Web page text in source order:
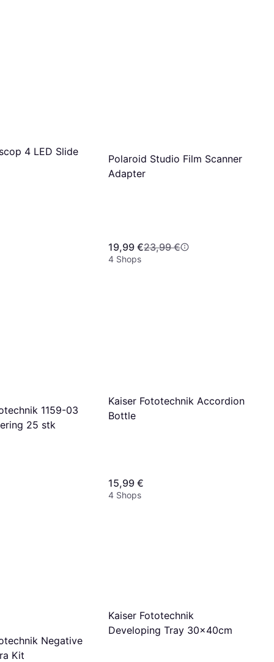
4 LED Slide
Polaroid Studio Film Scanner
Adapter
19,99 €23,99 €
4 Shops
1159-03
25 stk
Kaiser Fototechnik Accordion
Bottle
15,99 €
4 Shops
Negative
Kit
Kaiser Fototechnik
Developing Tray 30x40cm